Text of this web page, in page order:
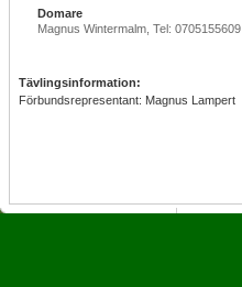
Domare
Magnus Wintermalm, Tel: 0705155609
Tävlingsinformation:
Förbundsrepresentant: Magnus Lampert